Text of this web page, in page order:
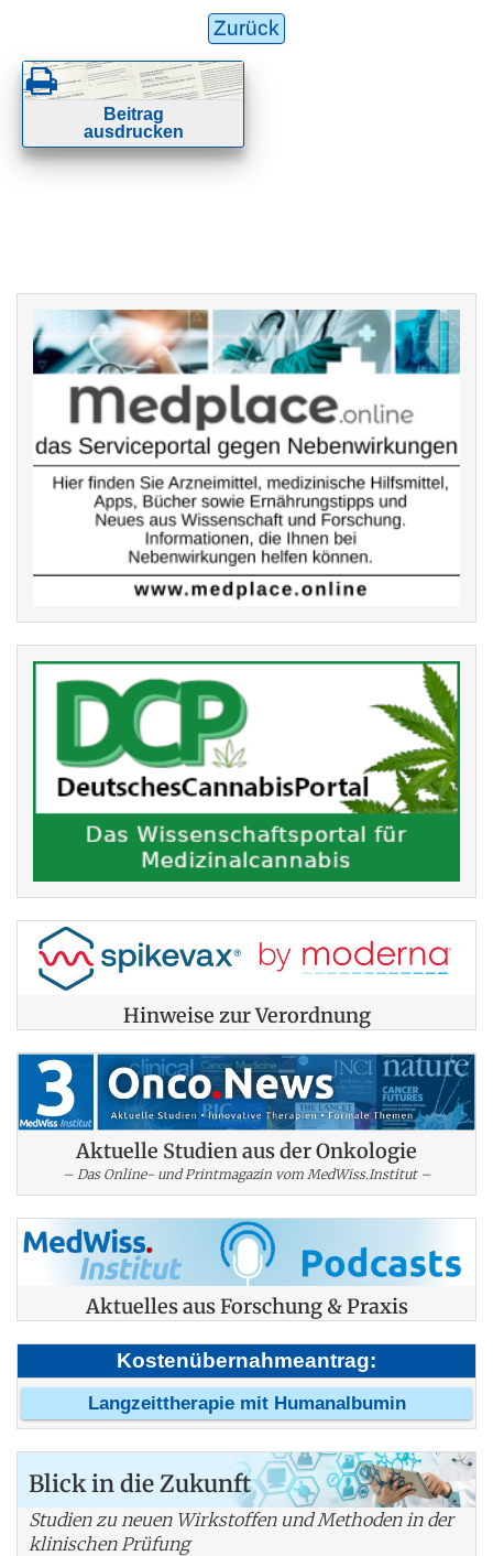
Zurück
Beitrag
ausdrucken
Hinweise zur Verordnung
Aktuelle Studien aus der Onkologie
– Das Online- und Printmagazin vom MedWiss.Institut –
Aktuelles aus Forschung & Praxis
Kostenübernahmeantrag:
Langzeittherapie mit Humanalbumin
Blick in die Zukunft
Studien zu neuen Wirkstoffen und Methoden in der
klinischen Prüfung